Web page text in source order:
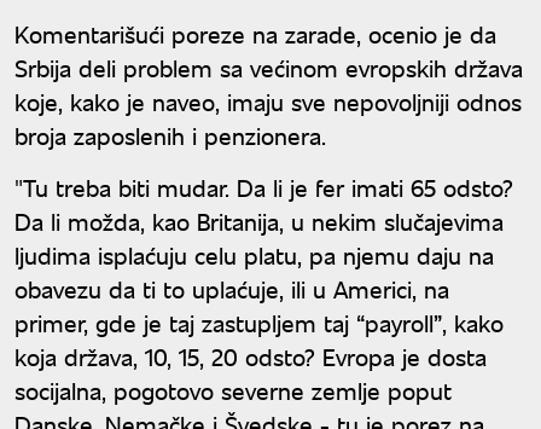
Komentarišući poreze na zarade, ocenio je da
Srbija deli problem sa većinom evropskih država
koje, kako je naveo, imaju sve nepovoljniji odnos
broja zaposlenih i penzionera.
"Tu treba biti mudar. Da li je fer imati 65 odsto?
Da li možda, kao Britanija, u nekim slučajevima
ljudima isplaćuju celu platu, pa njemu daju na
obavezu da ti to uplaćuje, ili u Americi, na
primer, gde je taj zastupljem taj “payroll”, kako
koja država, 10, 15, 20 odsto? Evropa je dosta
socijalna, pogotovo severne zemlje poput